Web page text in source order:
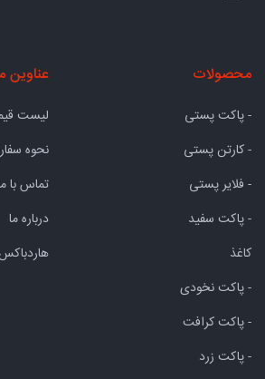
محصولات
- پاکت پستی
- کارتن پستی
- فلایر پستی
- پاکت سفید
کاغذ
- پاکت نخودی
- پاکت کرافت
- پاکت زرد
عناوین
لیست
نحوه
تماس با
درباره ما